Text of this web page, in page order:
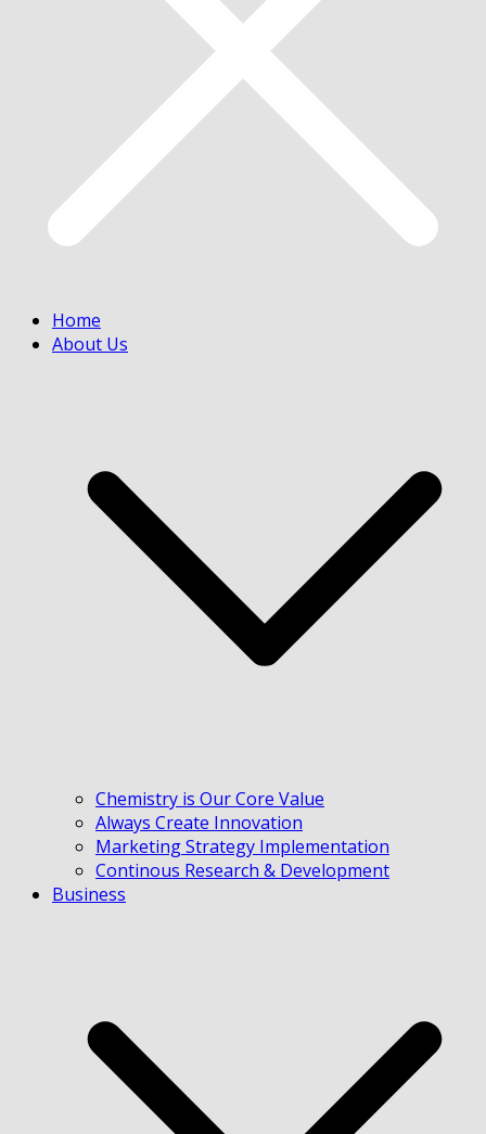
Home
About Us
Chemistry is Our Core Value
Always Create Innovation
Marketing Strategy Implementation
Continous Research & Development
Business